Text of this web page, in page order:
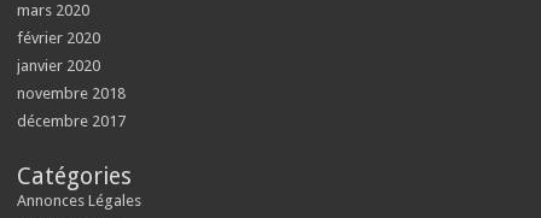
mars 2020
février 2020
janvier 2020
novembre 2018
décembre 2017
Catégories
Annonces Légales